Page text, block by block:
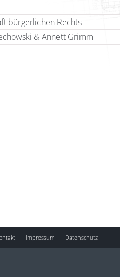
bürgerlichen Rechts
& Annett Grimm
Impressum Datenschutz